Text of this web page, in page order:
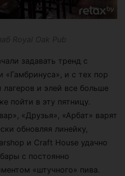
Royal Oak Pub
задавать тренд с
«Гамбринуса», и с тех пор
и элей все больше
пойти в эту пятницу.
«Друзья», «Арбат» варят
обновляя линейку,
и Craft House удачно
с постоянно
«штучного» пива.